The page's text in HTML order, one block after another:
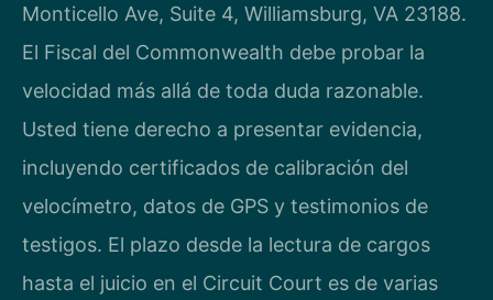
Monticello Ave, Suite 4, Williamsburg, VA 23188.
El Fiscal del Commonwealth debe probar la
velocidad más allá de toda duda razonable.
Usted tiene derecho a presentar evidencia,
incluyendo certificados de calibración del
velocímetro, datos de GPS y testimonios de
testigos. El plazo desde la lectura de cargos
hasta el juicio en el Circuit Court es de varias